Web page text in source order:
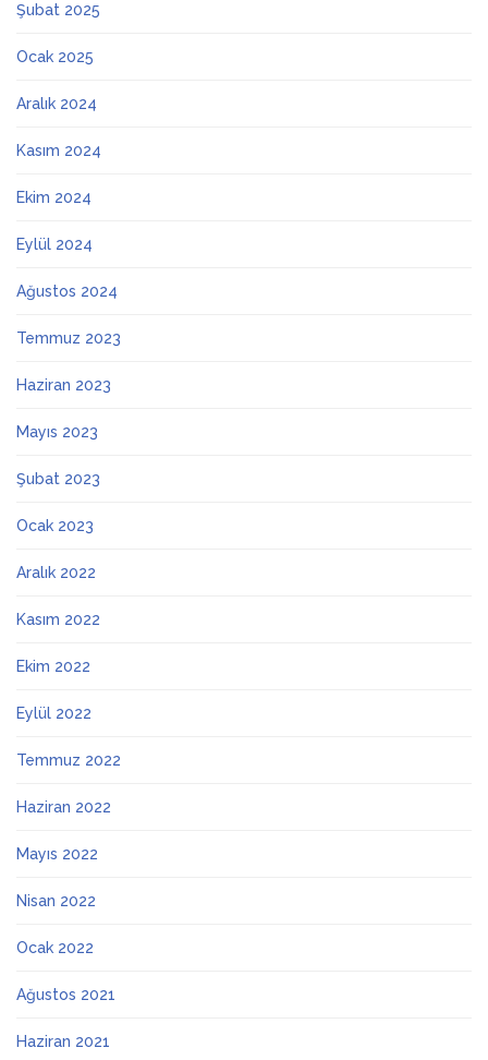
Şubat 2025
Ocak 2025
Aralık 2024
Kasım 2024
Ekim 2024
Eylül 2024
Ağustos 2024
Temmuz 2023
Haziran 2023
Mayıs 2023
Şubat 2023
Ocak 2023
Aralık 2022
Kasım 2022
Ekim 2022
Eylül 2022
Temmuz 2022
Haziran 2022
Mayıs 2022
Nisan 2022
Ocak 2022
Ağustos 2021
Haziran 2021